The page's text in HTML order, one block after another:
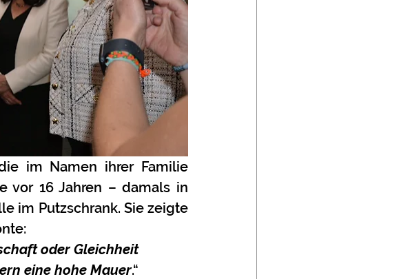
im Namen ihrer Familie
vor 16 Jahren – damals in
im Putzschrank. Sie zeigte
oder Gleichheit
eine hohe Mauer.“